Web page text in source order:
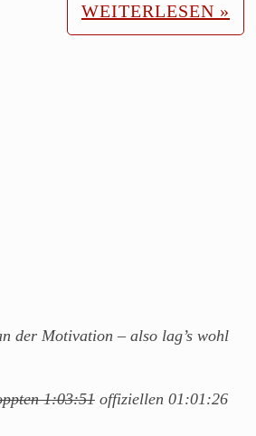
WEITERLESEN »
der Motivation – also lag’s wohl
1:03:51 offiziellen 01:01:26